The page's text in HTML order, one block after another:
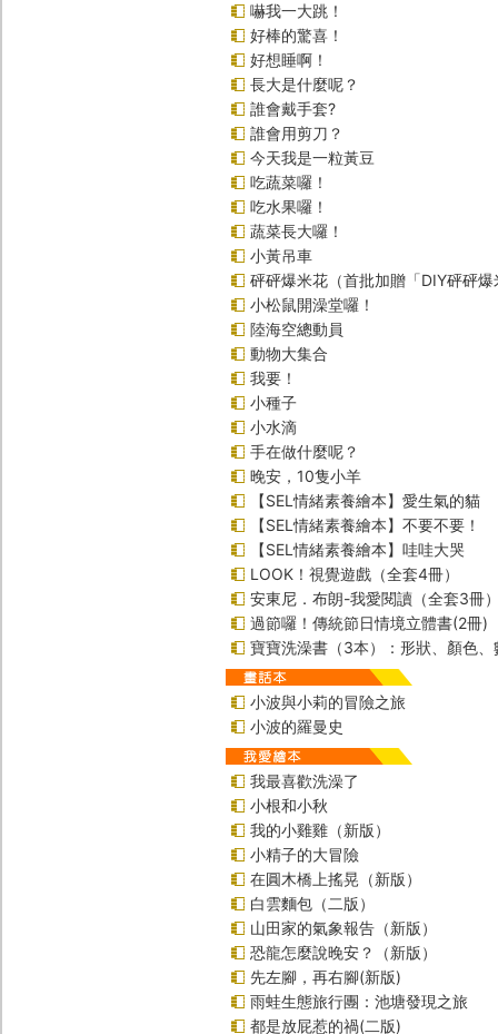
嚇我一大跳！
好棒的驚喜！
好想睡啊！
長大是什麼呢？
誰會戴手套?
誰會用剪刀？
今天我是一粒黃豆
吃蔬菜囉！
吃水果囉！
蔬菜長大囉！
小黃吊車
砰砰爆米花（首批加贈「DIY砰砰
小松鼠開澡堂囉！
陸海空總動員
動物大集合
我要！
小種子
小水滴
手在做什麼呢？
晚安，10隻小羊
【SEL情緒素養繪本】愛生氣的貓
【SEL情緒素養繪本】不要不要！
【SEL情緒素養繪本】哇哇大哭
LOOK！視覺遊戲（全套4冊）
安東尼．布朗-我愛閱讀（全套3冊
過節囉！傳統節日情境立體書(2冊)
寶寶洗澡書（3本）：形狀、顏色、
小波與小莉的冒險之旅
小波的羅曼史
我最喜歡洗澡了
小根和小秋
我的小雞雞（新版）
小精子的大冒險
在圓木橋上搖晃（新版）
白雲麵包（二版）
山田家的氣象報告（新版）
恐龍怎麼說晚安？（新版）
先左腳，再右腳(新版)
雨蛙生態旅行團：池塘發現之旅
都是放屁惹的禍(二版)